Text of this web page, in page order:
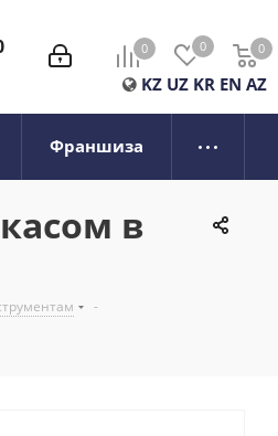
0 0 0
0
KZ UZ KR EN AZ
Франшиза
в
-